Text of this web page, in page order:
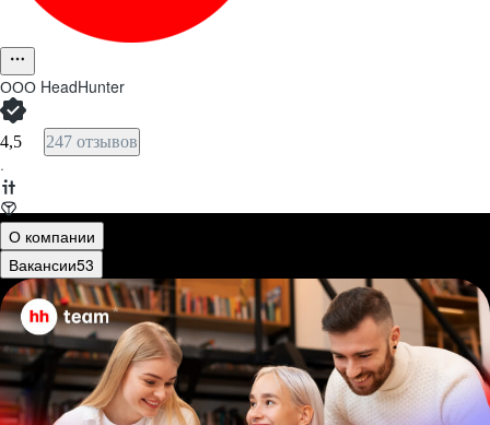
ООО HeadHunter
4,5 247 отзывов
·
О компании
Вакансии53